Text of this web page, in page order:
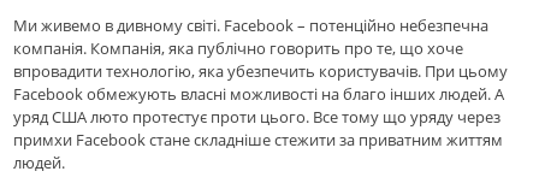
Ми живемо в дивному світі. Facebook – потенційно небезпечна
компанія. Компанія, яка публічно говорить про те, що хоче
впровадити технологію, яка убезпечить користувачів. При цьому
Facebook обмежують власні можливості на благо інших людей. А
уряд США люто протестує проти цього. Все тому що уряду через
примхи Facebook стане складніше стежити за приватним життям
людей.